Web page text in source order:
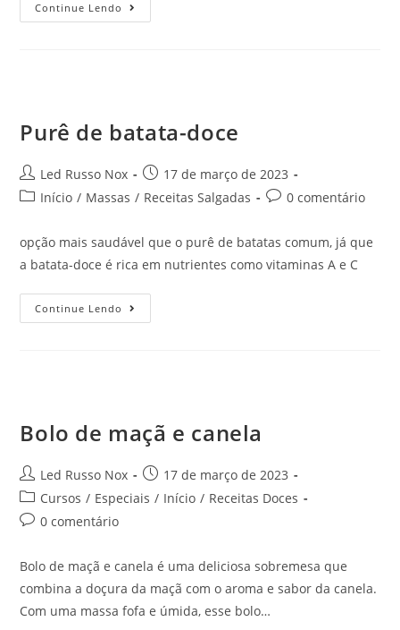
Continue Lendo
Purê de batata-doce
Led Russo Nox
17 de março de 2023
Início / Massas / Receitas Salgadas 0 comentário
opção mais saudável que o purê de batatas comum, já que
a batata-doce é rica em nutrientes como vitaminas A e C
Continue Lendo
Bolo de maçã e canela
Led Russo Nox
17 de março de 2023
Cursos / Especiais / Início / Receitas Doces
0 comentário
Bolo de maçã e canela é uma deliciosa sobremesa que
combina a doçura da maçã com o aroma e sabor da canela.
Com uma massa fofa e úmida, esse bolo…